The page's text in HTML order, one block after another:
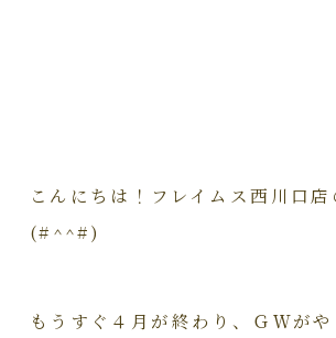
こんにちは！フレイムス西川口店
(#^^#)
もうすぐ４月が終わり、ＧＷが